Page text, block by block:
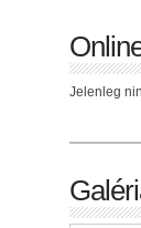
Jelenleg